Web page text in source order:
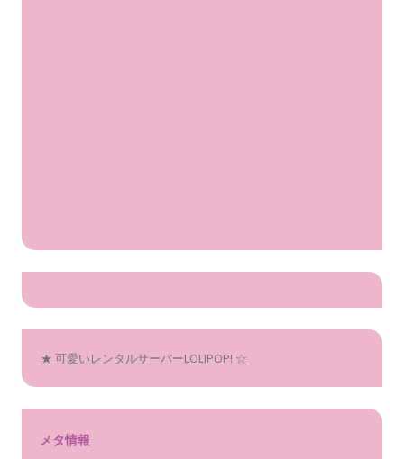
★ 可愛いレンタルサーバーLOLIPOP! ☆
メタ情報